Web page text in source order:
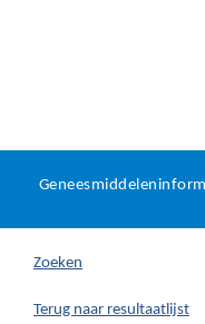
U
hier:
Zoeken
Terug naar resultaatlijst